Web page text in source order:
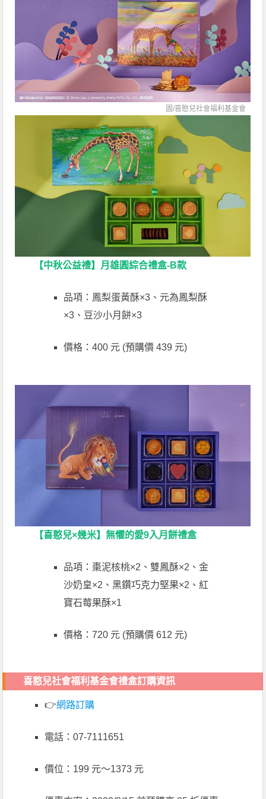
圖/喜憨兒社會福利基金會
【中秋公益禮】月雄圓綜合禮盒-B款
品項：鳳梨蛋黃酥×3、元為鳳梨酥
×3、豆沙小月餅×3
價格：400 元 (預購價 439 元)
【喜憨兒×幾米】無懼的愛9入月餅禮盒
品項：棗泥核桃×2、雙鳳酥×2、金
沙奶皇×2、黑鑽巧克力堅果×2、紅
寶石莓果酥×1
價格：720 元 (預購價 612 元)
喜憨兒社會福利基金會禮盒訂購資訊
👉網路訂購
電話：07-7111651
價位：199 元～1373 元